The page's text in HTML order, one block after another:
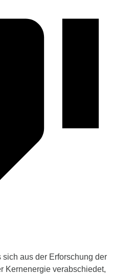
aus der Erforschung der
Kernenergie verabschiedet,